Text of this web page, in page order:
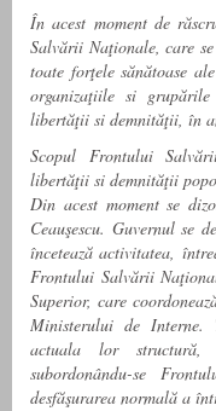
În acest moment de
Salvării Naţionale, care
toate forţele sănătoase
organizaţiile si
libertăţii si demnităţii, în
Scopul Frontului
libertăţii si demnităţii
Din acest moment se
Ceauşescu. Guvernul se
încetează activitatea,
Frontului Salvării
Superior, care
Ministerului de Interne.
actuala lor structură,
subordonându-se
desfăşurarea normală a